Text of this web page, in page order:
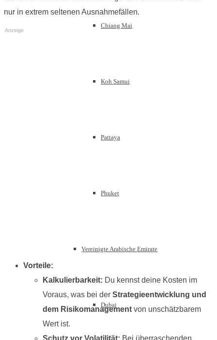
Chiang Mai
Koh Samui
Pattaya
Phuket
Vereinigte Arabische Emirate
Dubai
nur in extrem seltenen Ausnahmefällen.
Anzeige
Vorteile:
Kalkulierbarkeit: Du kennst deine Kosten im
Voraus, was bei der Strategieentwicklung und
dem Risikomanagement von unschätzbarem
Wert ist.
Schutz vor Volatilität: Bei überraschenden